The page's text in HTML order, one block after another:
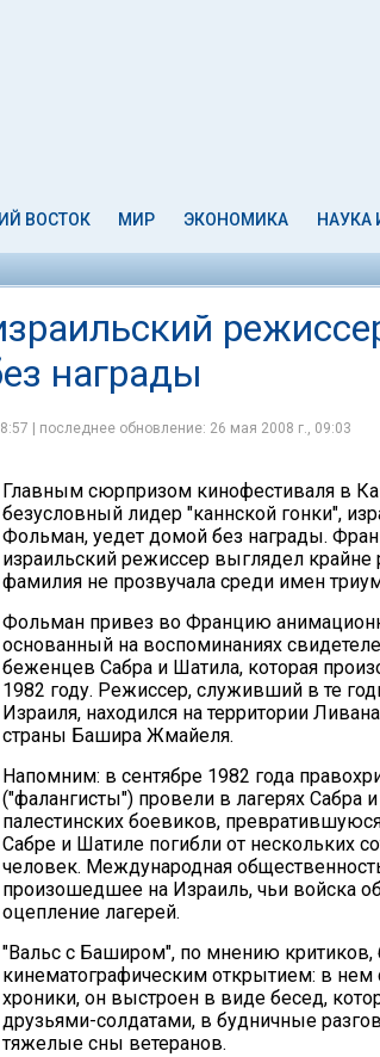
ВОСТОК МИР ЭКОНОМИКА НАУКА
награды
| последнее обновление: 26 мая 2008 г., 09:03
Главным сюрпризом кинофестиваля в
безусловный лидер "каннской гонки",
Фольман, уедет домой без награды.
израильский режиссер выглядел крайне
фамилия не прозвучала среди имен
Фольман привез во Францию
основанный на воспоминаниях
беженцев Сабра и Шатила, которая
1982 году. Режиссер, служивший в те
Израиля, находился на территории
страны Башира Жмайеля.
Напомним: в сентябре 1982 года
("фалангисты") провели в лагерях Сабра
палестинских боевиков,
Сабре и Шатиле погибли от нескольких
человек. Международная
произошедшее на Израиль, чьи войска
оцепление лагерей.
"Вальс с Баширом", по мнению критиков,
кинематографическим открытием: в
хроники, он выстроен в виде бесед,
друзьями-солдатами, в будничные
тяжелые сны ветеранов.